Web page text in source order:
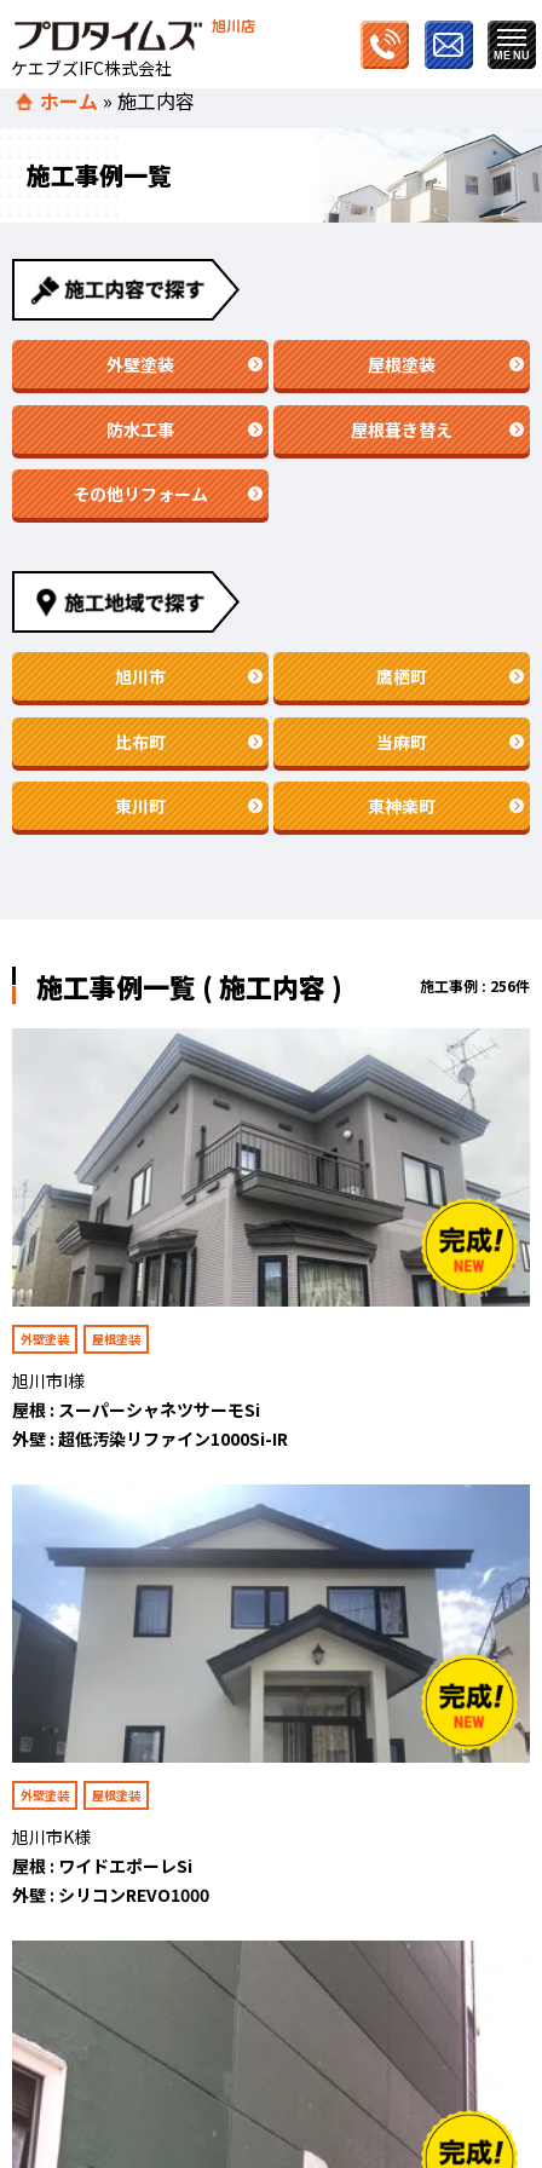
旭川店
ケエブズIFC株式会社
ホーム »施工内容
施工事例一覧
外壁塗装 屋根塗装
防水工事 屋根葺き替え
その他リフォーム
旭川市 鷹栖町
比布町 当麻町
東川町 東神楽町
施工事例一覧 ( 施工内容 ) 施工事例 : 256件
外壁塗装 屋根塗装
旭川市I様
屋根 : スーパーシャネツサーモSi
外壁 : 超低汚染リファイン1000Si-IR
外壁塗装 屋根塗装
旭川市K様
屋根 : ワイドエポーレSi
外壁 : シリコンREVO1000